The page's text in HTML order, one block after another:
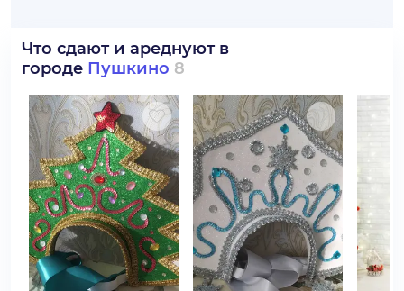
Что сдают и ареднуют в
городе Пушкино 8